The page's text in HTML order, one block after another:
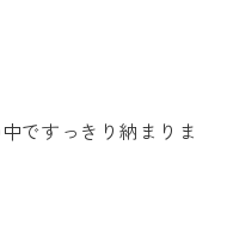
ですっきり納まりま